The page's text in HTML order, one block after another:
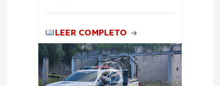
LEER COMPLETO